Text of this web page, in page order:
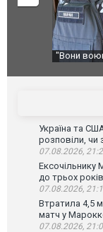
"Вони
Україна та
розповіли, чи
07.08.2026,
Ексочільнику
до трьох
07.08.2026,
Втратила 4,5
матч у
07.08.2026,